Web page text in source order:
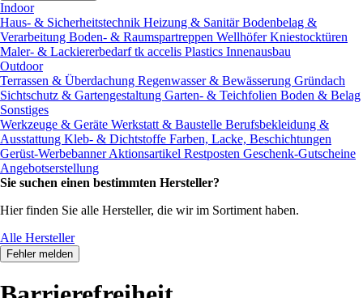
Indoor
Haus- & Sicherheitstechnik Heizung & SanitärBodenbelag &
Verarbeitung Boden- & Raumspartreppen Wellhöfer Kniestocktüren
Maler- & Lackiererbedarftk accelis Plastics Innenausbau
Outdoor
Terrassen & Überdachung Regenwasser & Bewässerung Gründach
Sichtschutz & Gartengestaltung Garten- & Teichfolien Boden & Belag
Sonstiges
Werkzeuge & Geräte Werkstatt & Baustelle Berufsbekleidung &
Ausstattung Kleb- & Dichtstoffe Farben, Lacke, Beschichtungen
Gerüst-WerbebannerAktionsartikel Restposten Geschenk-Gutscheine
Angebotserstellung
Sie suchen einen bestimmten Hersteller?
Hier finden Sie alle Hersteller, die wir im Sortiment haben.
Alle Hersteller
Fehler melden